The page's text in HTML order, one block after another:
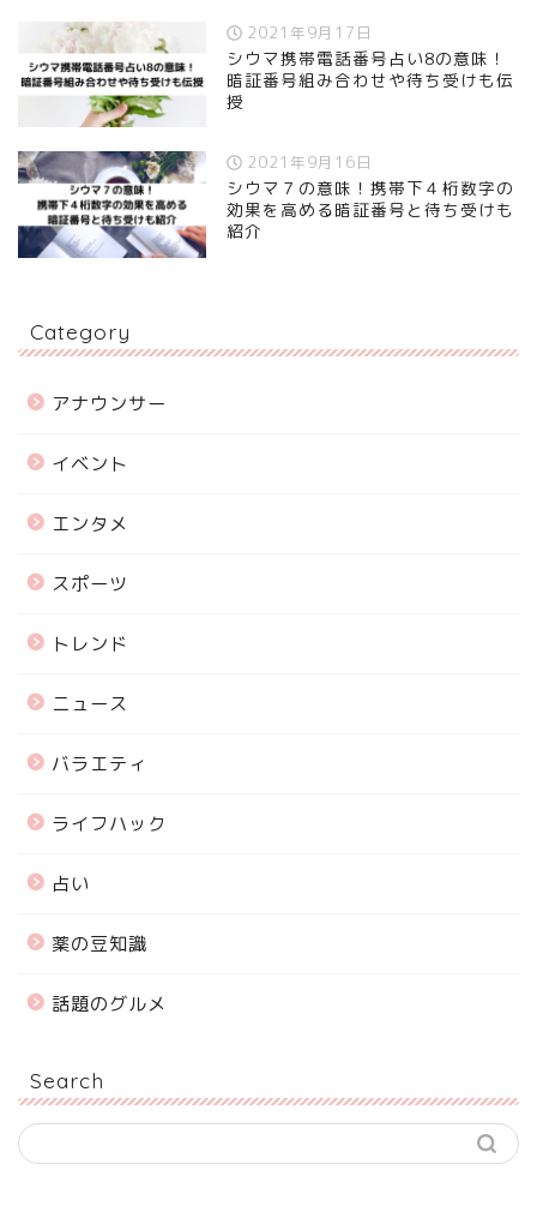
2021年9月17日
シウマ携帯電話番号占い8の意味！
暗証番号組み合わせや待ち受けも伝
授
2021年9月16日
シウマ７の意味！携帯下４桁数字の
効果を高める暗証番号と待ち受けも
紹介
Category
アナウンサー
イベント
エンタメ
スポーツ
トレンド
ニュース
バラエティ
ライフハック
占い
薬の豆知識
話題のグルメ
Search